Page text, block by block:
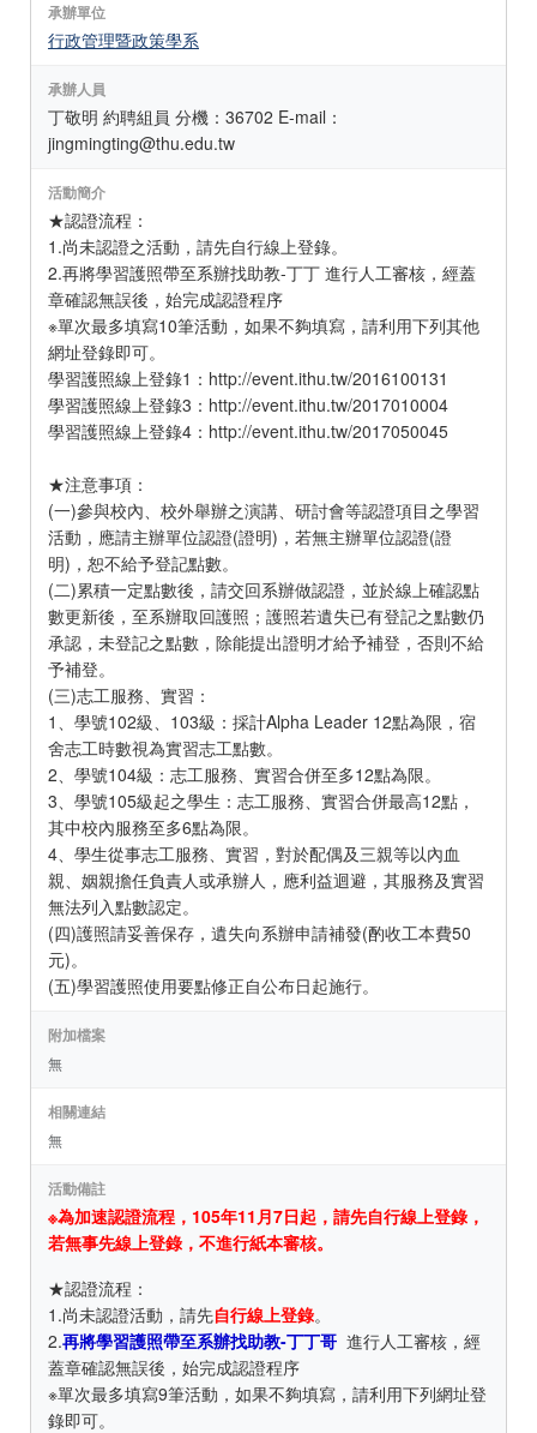
承辦單位
行政管理暨政策學系
承辦人員
丁敬明 約聘組員 分機：36702 E-mail：
jingmingting@thu.edu.tw
活動簡介
★認證流程：
1.尚未認證之活動，請先自行線上登錄。
2.再將學習護照帶至系辦找助教-丁丁 進行人工審核，經蓋
章確認無誤後，始完成認證程序
※單次最多填寫10筆活動，如果不夠填寫，請利用下列其他
網址登錄即可。
學習護照線上登錄1：http://event.ithu.tw/2016100131
學習護照線上登錄3：http://event.ithu.tw/2017010004
學習護照線上登錄4：http://event.ithu.tw/2017050045
★注意事項：
(一)參與校內、校外舉辦之演講、研討會等認證項目之學習
活動，應請主辦單位認證(證明)，若無主辦單位認證(證
明)，恕不給予登記點數。
(二)累積一定點數後，請交回系辦做認證，並於線上確認點
數更新後，至系辦取回護照；護照若遺失已有登記之點數仍
承認，未登記之點數，除能提出證明才給予補登，否則不給
予補登。
(三)志工服務、實習：
1、學號102級、103級：採計Alpha Leader 12點為限，宿
舍志工時數視為實習志工點數。
2、學號104級：志工服務、實習合併至多12點為限。
3、學號105級起之學生：志工服務、實習合併最高12點，
其中校內服務至多6點為限。
4、學生從事志工服務、實習，對於配偶及三親等以內血
親、姻親擔任負責人或承辦人，應利益迴避，其服務及實習
無法列入點數認定。
(四)護照請妥善保存，遺失向系辦申請補發(酌收工本費50
元)。
(五)學習護照使用要點修正自公布日起施行。
附加檔案
無
相關連結
無
活動備註
※為加速認證流程，105年11月7日起，請先自行線上登錄，
若無事先線上登錄，不進行紙本審核。
★認證流程：
1.尚未認證活動，請先自行線上登錄。
2.再將學習護照帶至系辦找助教-丁丁哥 進行人工審核，經
蓋章確認無誤後，始完成認證程序
※單次最多填寫9筆活動，如果不夠填寫，請利用下列網址登
錄即可。